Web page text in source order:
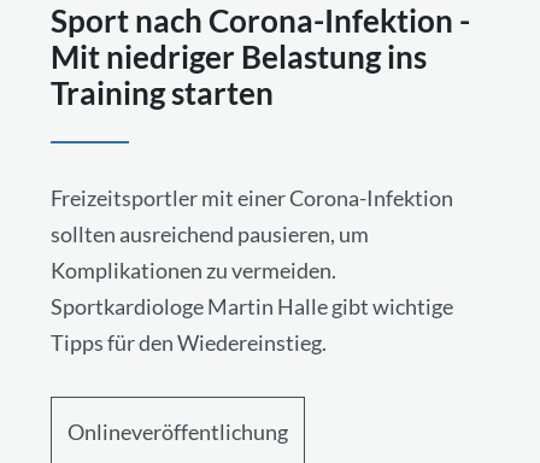
Sport nach Corona-Infektion -
Mit niedriger Belastung ins
Training starten
Freizeitsportler mit einer Corona-Infektion
sollten ausreichend pausieren, um
Komplikationen zu vermeiden.
Sportkardiologe Martin Halle gibt wichtige
Tipps für den Wiedereinstieg.
Onlineveröffentlichung